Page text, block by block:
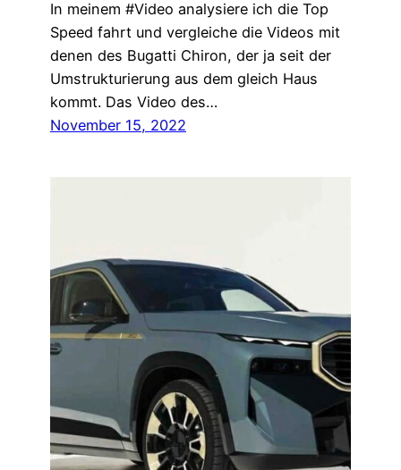
In meinem #Video analysiere ich die Top
Speed fahrt und vergleiche die Videos mit
denen des Bugatti Chiron, der ja seit der
Umstrukturierung aus dem gleich Haus
kommt. Das Video des…
November 15, 2022